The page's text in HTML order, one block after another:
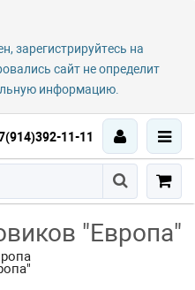
зарегистрируйтесь на
сайт не определит
информацию.
11-11
"Европа"